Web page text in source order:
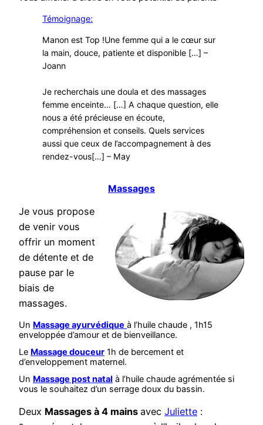
Témoignage:
Manon est Top !Une femme qui a le cœur sur
la main, douce, patiente et disponible […] –
Joann
Je recherchais une doula et des massages
femme enceinte… […] A chaque question, elle
nous a été précieuse en écoute,
compréhension et conseils. Quels services
aussi que ceux de l’accompagnement à des
rendez-vous[…] – May
Massages
Je vous propose
de venir vous
offrir un moment
de détente et de
pause par le
biais de
massages.
Un Massage ayurvédique à l’huile chaude , 1h15
enveloppée d’amour et de bienveillance.
Le Massage douceur 1h de bercement et
d’enveloppement maternel.
Un Massage post natal à l’huile chaude agrémentée si
vous le souhaitez d’un serrage doux du bassin.
Deux Massages à 4 mains avec Juliette :